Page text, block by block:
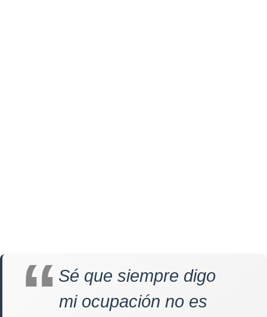
Sé que siempre digo
mi ocupación no es